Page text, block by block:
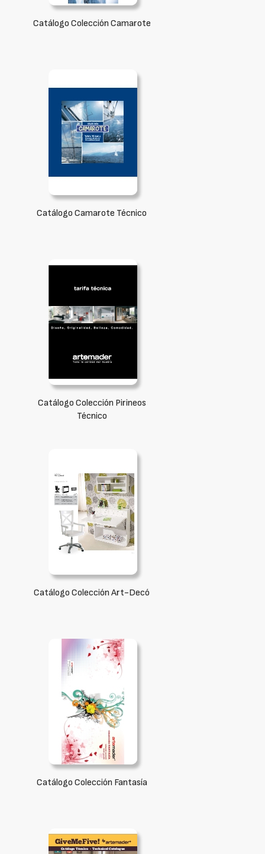
Catálogo Colección Camarote
Catálogo Camarote Técnico
Catálogo Colección Pirineos
Técnico
Catálogo Colección Art-Decó
Catálogo Colección Fantasía